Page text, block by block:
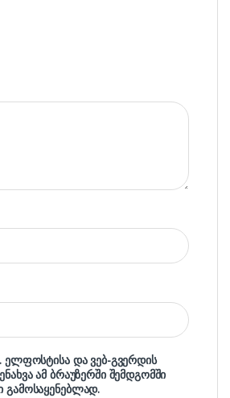
ელფოსტისა და ვებ-გვერდის
ამ ბრაუზერში შემდგომში
გამოსაყენებლად.